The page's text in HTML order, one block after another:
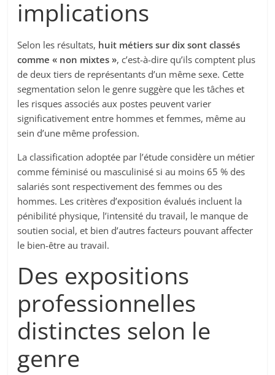
implications
Selon les résultats, huit métiers sur dix sont classés
comme « non mixtes », c’est-à-dire qu’ils comptent plus
de deux tiers de représentants d’un même sexe. Cette
segmentation selon le genre suggère que les tâches et
les risques associés aux postes peuvent varier
significativement entre hommes et femmes, même au
sein d’une même profession.
La classification adoptée par l’étude considère un métier
comme féminisé ou masculinisé si au moins 65 % des
salariés sont respectivement des femmes ou des
hommes. Les critères d’exposition évalués incluent la
pénibilité physique, l’intensité du travail, le manque de
soutien social, et bien d’autres facteurs pouvant affecter
le bien-être au travail.
Des expositions
professionnelles
distinctes selon le
genre